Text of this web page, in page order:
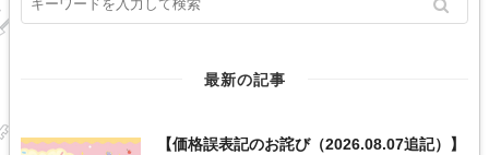
最新の記事
【価格誤表記のお詫び（2026.08.07追記）】